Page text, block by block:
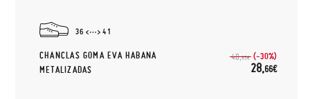
36 41
CHANCLAS GOMA EVA HABANA
METALIZADAS
40,95€ (-30%)
28,66€